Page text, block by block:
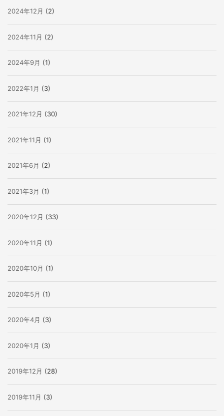
2024年12月 (2)
2024年11月 (2)
2024年9月 (1)
2022年1月 (3)
2021年12月 (30)
2021年11月 (1)
2021年6月 (2)
2021年3月 (1)
2020年12月 (33)
2020年11月 (1)
2020年10月 (1)
2020年5月 (1)
2020年4月 (3)
2020年1月 (3)
2019年12月 (28)
2019年11月 (3)